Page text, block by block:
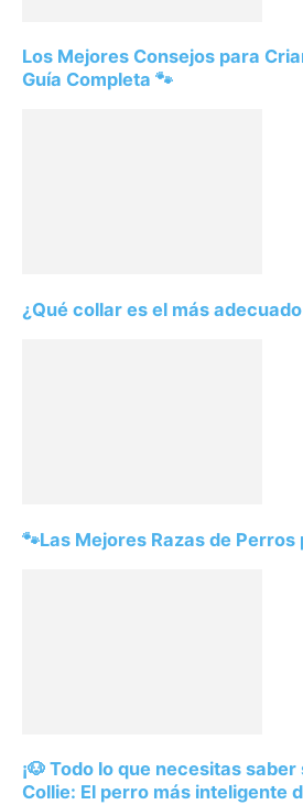
Los Mejores Consejos para
Guía Completa 🐾
¿Qué collar es el más
🐾Las Mejores Razas de
¡🐶 Todo lo que necesitas
Collie: El perro más inteligente